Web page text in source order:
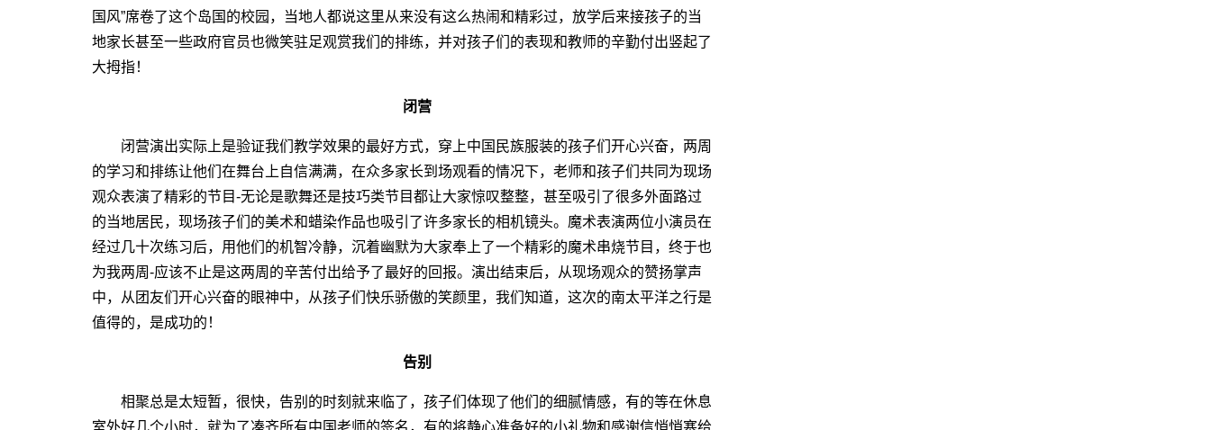
国风”席卷了这个岛国的校园，当地人都说这里从来没有这么热闹和精彩过，放学后来接孩子的当
地家长甚至一些政府官员也微笑驻足观赏我们的排练，并对孩子们的表现和教师的辛勤付出竖起了
大拇指！
闭营
闭营演出实际上是验证我们教学效果的最好方式，穿上中国民族服装的孩子们开心兴奋，两周
的学习和排练让他们在舞台上自信满满，在众多家长到场观看的情况下，老师和孩子们共同为现场
观众表演了精彩的节目-无论是歌舞还是技巧类节目都让大家惊叹整整，甚至吸引了很多外面路过
的当地居民，现场孩子们的美术和蜡染作品也吸引了许多家长的相机镜头。魔术表演两位小演员在
经过几十次练习后，用他们的机智冷静，沉着幽默为大家奉上了一个精彩的魔术串烧节目，终于也
为我两周-应该不止是这两周的辛苦付出给予了最好的回报。演出结束后，从现场观众的赞扬掌声
中，从团友们开心兴奋的眼神中，从孩子们快乐骄傲的笑颜里，我们知道，这次的南太平洋之行是
值得的，是成功的！
告别
相聚总是太短暂，很快，告别的时刻就来临了，孩子们体现了他们的细腻情感，有的等在休息
室外好几个小时，就为了凑齐所有中国老师的签名，有的将静心准备好的小礼物和感谢信悄悄塞给